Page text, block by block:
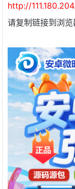
http://
请复制链接到浏览